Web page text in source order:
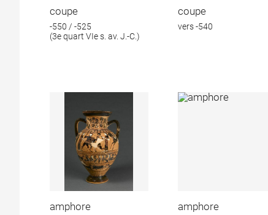
coupe
-550 / -525
(3e quart VIe s. av. J.-C.)
coupe
vers -540
amphore amphore